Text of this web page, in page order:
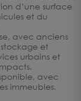
d’une surface
et du
avec anciens
stockage et
urbains et
avec
immeubles.